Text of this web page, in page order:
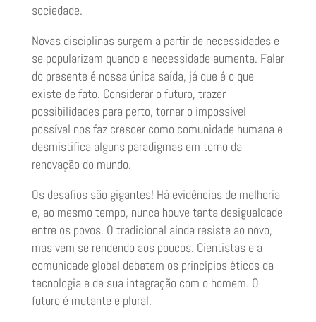
sociedade.
Novas disciplinas surgem a partir de necessidades e
se popularizam quando a necessidade aumenta. Falar
do presente é nossa única saída, já que é o que
existe de fato. Considerar o futuro, trazer
possibilidades para perto, tornar o impossível
possível nos faz crescer como comunidade humana e
desmistifica alguns paradigmas em torno da
renovação do mundo.
Os desafios são gigantes! Há evidências de melhoria
e, ao mesmo tempo, nunca houve tanta desigualdade
entre os povos. O tradicional ainda resiste ao novo,
mas vem se rendendo aos poucos. Cientistas e a
comunidade global debatem os princípios éticos da
tecnologia e de sua integração com o homem. O
futuro é mutante e plural.